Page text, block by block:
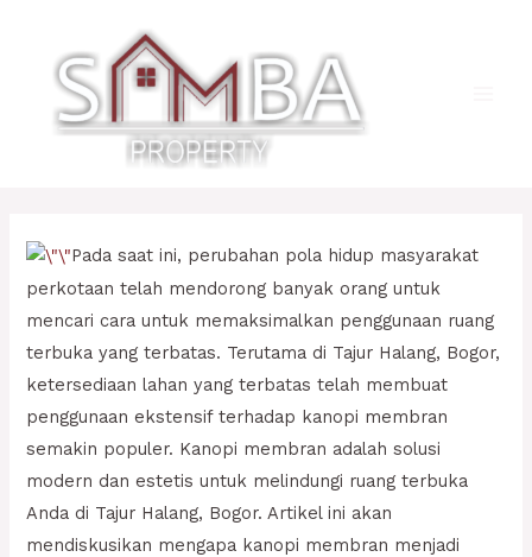
konten
Pada saat ini, perubahan pola hidup masyarakat
perkotaan telah mendorong banyak orang untuk
mencari cara untuk memaksimalkan penggunaan ruang
terbuka yang terbatas. Terutama di Tajur Halang, Bogor,
ketersediaan lahan yang terbatas telah membuat
penggunaan ekstensif terhadap kanopi membran
semakin populer. Kanopi membran adalah solusi
modern dan estetis untuk melindungi ruang terbuka
Anda di Tajur Halang, Bogor. Artikel ini akan
mendiskusikan mengapa kanopi membran menjadi